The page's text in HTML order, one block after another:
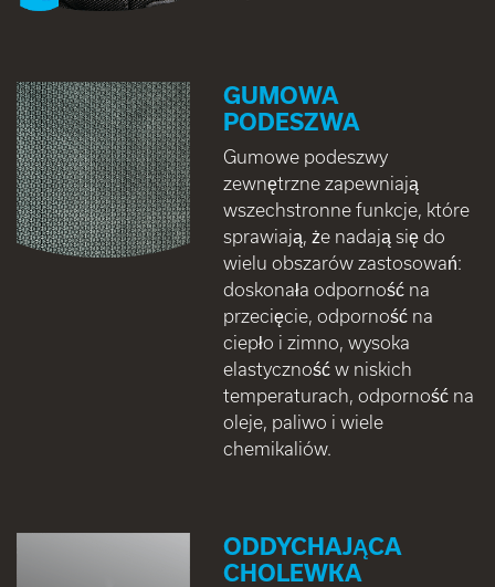
GUMOWA
PODESZWA
Gumowe podeszwy
zewnętrzne zapewniają
wszechstronne funkcje, które
sprawiają, że nadają się do
wielu obszarów zastosowań:
doskonała odporność na
przecięcie, odporność na
ciepło i zimno, wysoka
elastyczność w niskich
temperaturach, odporność na
oleje, paliwo i wiele
chemikaliów.
ODDYCHAJĄCA
CHOLEWKA